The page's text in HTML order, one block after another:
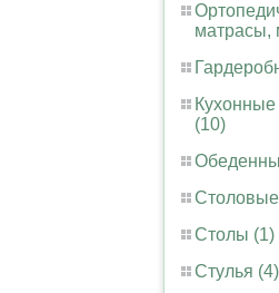
матрасы,
Кухонные
(10)
Столы (1)
Стулья (4)